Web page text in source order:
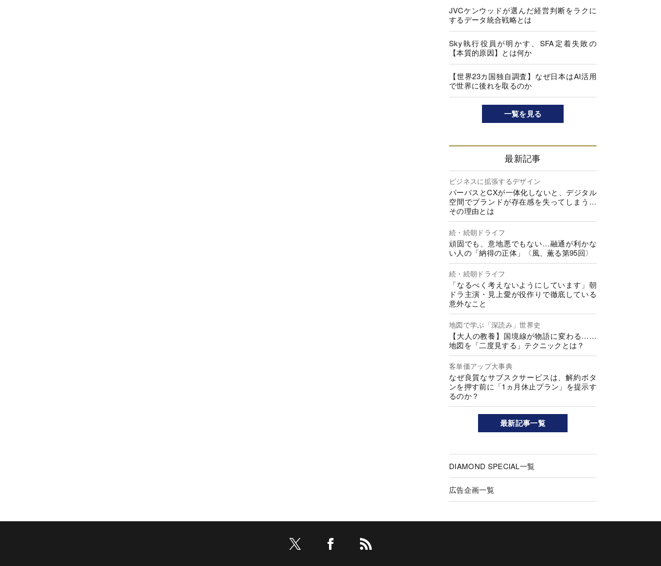
JVCケンウッドが選んだ経営判断をラクに
するデータ統合戦略とは
Sky執行役員が明かす、SFA定着失敗の
【本質的原因】とは何か
【世界23カ国独自調査】なぜ日本はAI活用
で世界に後れを取るのか
一覧を見る
最新記事
ビジネスに拡張するデザイン
パーパスとCXが一体化しないと、デジタル
空間でブランドが存在感を失ってしまう…
その理由とは
続・続朝ドライフ
頑固でも、意地悪でもない…融通が利かな
い人の「納得の正体」〈風、薫る第95回〉
続・続朝ドライフ
「なるべく考えないようにしています」朝
ドラ主演・見上愛が役作りで徹底している
意外なこと
地図で学ぶ「深読み」世界史
【大人の教養】国境線が物語に変わる……
地図を「二度見する」テクニックとは？
客単価アップ大事典
なぜ良質なサブスクサービスは、解約ボタ
ンを押す前に「1ヵ月休止プラン」を提示す
るのか？
最新記事一覧
DIAMOND SPECIAL一覧
広告企画一覧